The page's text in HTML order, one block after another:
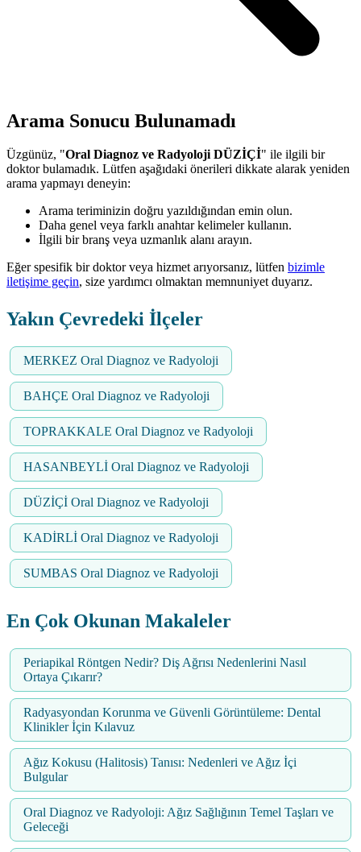
Arama Sonucu Bulunamadı
Üzgünüz, "Oral Diagnoz ve Radyoloji DÜZİÇİ" ile ilgili bir
doktor bulamadık. Lütfen aşağıdaki önerileri dikkate alarak yeniden
arama yapmayı deneyin:
Arama teriminizin doğru yazıldığından emin olun.
Daha genel veya farklı anahtar kelimeler kullanın.
İlgili bir branş veya uzmanlık alanı arayın.
Eğer spesifik bir doktor veya hizmet arıyorsanız, lütfen bizimle
iletişime geçin, size yardımcı olmaktan memnuniyet duyarız.
Yakın Çevredeki İlçeler
MERKEZ Oral Diagnoz ve Radyoloji
BAHÇE Oral Diagnoz ve Radyoloji
TOPRAKKALE Oral Diagnoz ve Radyoloji
HASANBEYLİ Oral Diagnoz ve Radyoloji
DÜZİÇİ Oral Diagnoz ve Radyoloji
KADİRLİ Oral Diagnoz ve Radyoloji
SUMBAS Oral Diagnoz ve Radyoloji
En Çok Okunan Makaleler
Periapikal Röntgen Nedir? Diş Ağrısı Nedenlerini Nasıl
Ortaya Çıkarır?
Radyasyondan Korunma ve Güvenli Görüntüleme: Dental
Klinikler İçin Kılavuz
Ağız Kokusu (Halitosis) Tanısı: Nedenleri ve Ağız İçi
Bulgular
Oral Diagnoz ve Radyoloji: Ağız Sağlığının Temel Taşları ve
Geleceği